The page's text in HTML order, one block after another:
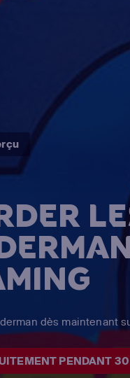
dès maintenant
PENDANT 30